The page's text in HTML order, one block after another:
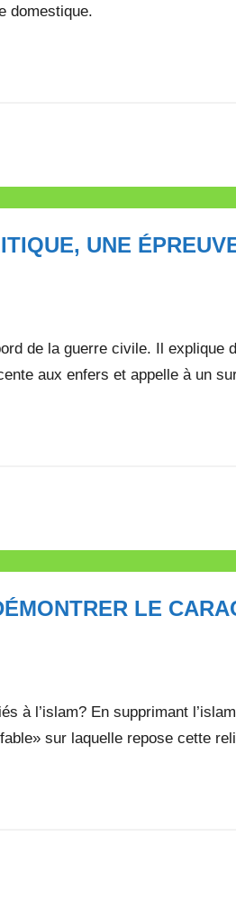
domestique.
UNE
de la guerre civile. Il explique
aux enfers et appelle à un
LE
à l’islam? En supprimant
sur laquelle repose cette